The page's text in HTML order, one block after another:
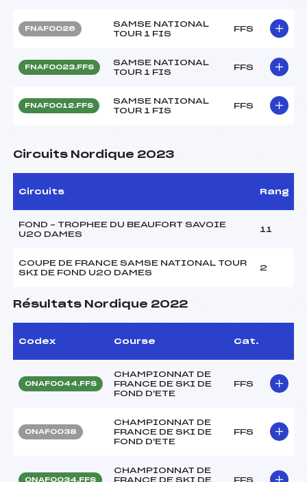
FNAF0026
SAMSE NATIONAL
TOUR 1 FIS
FFS
FNAF0023.FFS
SAMSE NATIONAL
TOUR 1 FIS
FFS
FNAF0012.FFS
SAMSE NATIONAL
TOUR 1 FIS
FFS
Circuits Nordique 2023
Circuits Rang
FOND – TROPHEE DU BEAUFORT SAVOIE
U20 DAMES
11
COUPE DE FRANCE SAMSE NATIONAL TOUR
SKI DE FOND U20 DAMES
2
Résultats Nordique 2022
Codex Course Cat.
ONAF0044.FFS
CHAMPIONNAT DE
FRANCE DE SKI DE
FOND D'ETE
FFS
ONAF0038
CHAMPIONNAT DE
FRANCE DE SKI DE
FOND D'ETE
FFS
ONAF0034.FFS
CHAMPIONNAT DE
FRANCE DE SKI DE
FFS